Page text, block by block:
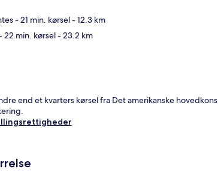
- 21 min. kørsel- 12.3 km
22 min. kørsel- 23.2 km
end et kvarters kørsel fra Det amerikanske